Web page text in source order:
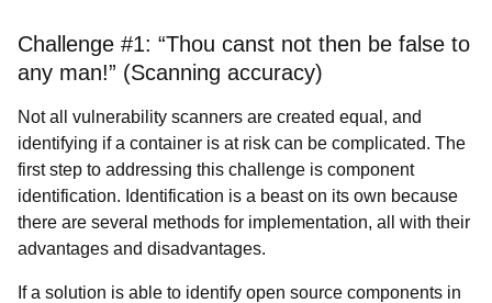
Challenge #1: “Thou canst not then be false to
any man!” (Scanning accuracy)
Not all vulnerability scanners are created equal, and
identifying if a container is at risk can be complicated. The
first step to addressing this challenge is component
identification. Identification is a beast on its own because
there are several methods for implementation, all with their
advantages and disadvantages.
If a solution is able to identify open source components in